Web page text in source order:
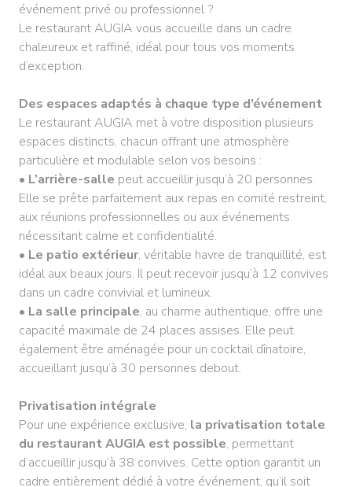
événement privé ou professionnel ?
Le restaurant AUGIA vous accueille dans un cadre
chaleureux et raffiné, idéal pour tous vos moments
d’exception.
Des espaces adaptés à chaque type d’événement
Le restaurant AUGIA met à votre disposition plusieurs
espaces distincts, chacun offrant une atmosphère
particulière et modulable selon vos besoins :
• L’arrière-salle peut accueillir jusqu’à 20 personnes.
Elle se prête parfaitement aux repas en comité restreint,
aux réunions professionnelles ou aux événements
nécessitant calme et confidentialité.
• Le patio extérieur, véritable havre de tranquillité, est
idéal aux beaux jours. Il peut recevoir jusqu’à 12 convives
dans un cadre convivial et lumineux.
• La salle principale, au charme authentique, offre une
capacité maximale de 24 places assises. Elle peut
également être aménagée pour un cocktail dînatoire,
accueillant jusqu’à 30 personnes debout.
Privatisation intégrale
Pour une expérience exclusive, la privatisation totale
du restaurant AUGIA est possible, permettant
d’accueillir jusqu’à 38 convives. Cette option garantit un
cadre entièrement dédié à votre événement, qu’il soit